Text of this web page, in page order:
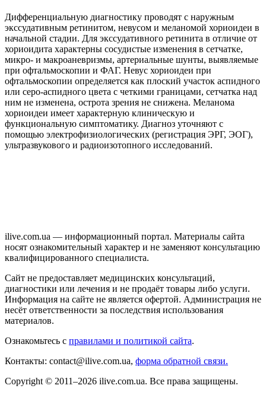
Дифференциальную диагностику проводят с наружным
экссудативным ретинитом, невусом и меланомой хориоидеи в
начальной стадии. Для экссудативного ретинита в отличие от
хориоидита характерны сосудистые изменения в сетчатке,
микро- и макроаневризмы, артериальные шунты, выявляемые
при офтальмоскопии и ФАГ. Невус хориоидеи при
офтальмоскопии определяется как плоский участок аспидного
или серо-аспидного цвета с четкими границами, сетчатка над
ним не изменена, острота зрения не снижена. Меланома
хориоидеи имеет характерную клиническую и
функциональную симптоматику. Диагноз уточняют с
помощью электрофизиологических (регистрация ЭРГ, ЭОГ),
ультразвукового и радиоизотопного исследований.
ilive.com.ua — информационный портал. Материалы сайта
носят ознакомительный характер и не заменяют консультацию
квалифицированного специалиста.
Сайт не предоставляет медицинских консультаций,
диагностики или лечения и не продаёт товары либо услуги.
Информация на сайте не является офертой. Администрация не
несёт ответственности за последствия использования
материалов.
Ознакомьтесь с правилами и политикой сайта.
Контакты: contact@ilive.com.ua, форма обратной связи.
Copyright © 2011–2026 ilive.com.ua. Все права защищены.